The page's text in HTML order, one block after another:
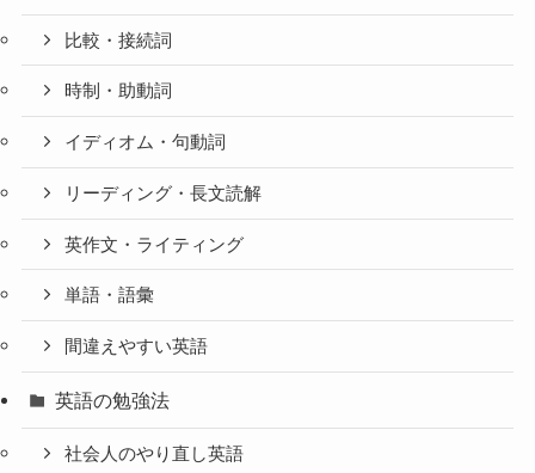
比較・接続詞
時制・助動詞
イディオム・句動詞
リーディング・長文読解
英作文・ライティング
単語・語彙
間違えやすい英語
英語の勉強法
社会人のやり直し英語